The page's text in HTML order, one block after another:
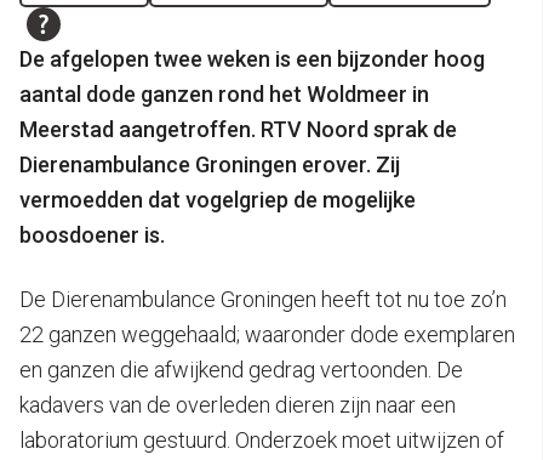
De afgelopen twee weken is een bijzonder hoog
aantal dode ganzen rond het Woldmeer in
Meerstad aangetroffen. RTV Noord sprak de
Dierenambulance Groningen erover. Zij
vermoedden dat vogelgriep de mogelijke
boosdoener is.
De Dierenambulance Groningen heeft tot nu toe zo’n
22 ganzen weggehaald; waaronder dode exemplaren
en ganzen die afwijkend gedrag vertoonden. De
kadavers van de overleden dieren zijn naar een
laboratorium gestuurd. Onderzoek moet uitwijzen of